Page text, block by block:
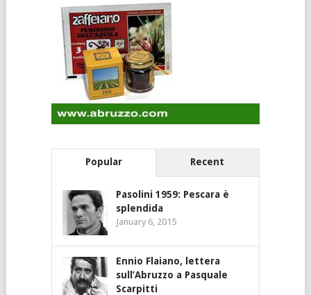
Popular Recent
Pasolini 1959: Pescara è
splendida
January 6, 2015
Ennio Flaiano, lettera
sull’Abruzzo a Pasquale
Scarpitti